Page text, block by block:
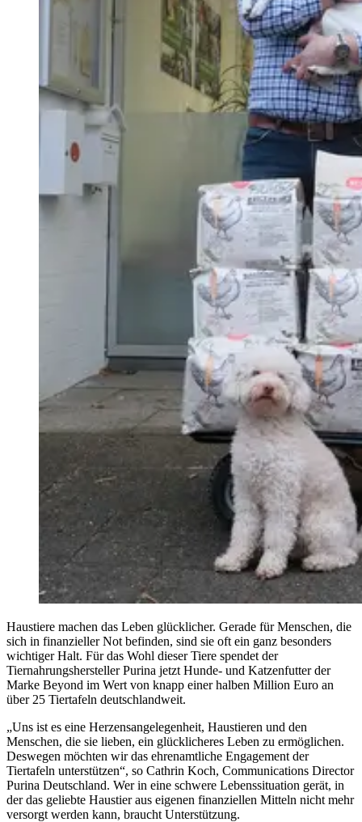
Haustiere machen das Leben glücklicher. Gerade für Menschen, die
sich in finanzieller Not befinden, sind sie oft ein ganz besonders
wichtiger Halt. Für das Wohl dieser Tiere spendet der
Tiernahrungshersteller Purina jetzt Hunde- und Katzenfutter der
Marke Beyond im Wert von knapp einer halben Million Euro an
über 25 Tiertafeln deutschlandweit.
„Uns ist es eine Herzensangelegenheit, Haustieren und den
Menschen, die sie lieben, ein glücklicheres Leben zu ermöglichen.
Deswegen möchten wir das ehrenamtliche Engagement der
Tiertafeln unterstützen“, so Cathrin Koch, Communications Director
Purina Deutschland. Wer in eine schwere Lebenssituation gerät, in
der das geliebte Haustier aus eigenen finanziellen Mitteln nicht mehr
versorgt werden kann, braucht Unterstützung.